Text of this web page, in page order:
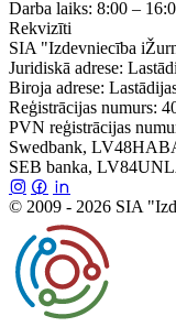
Darba laiks: 8:00 –
Rekvizīti
SIA "Izdevniecība
Juridiskā adrese:
Biroja adrese:
Reģistrācijas numurs:
PVN reģistrācijas
Swedbank,
SEB banka,
© 2009 - 2026 SIA